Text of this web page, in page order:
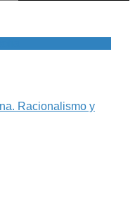
Racionalismo y